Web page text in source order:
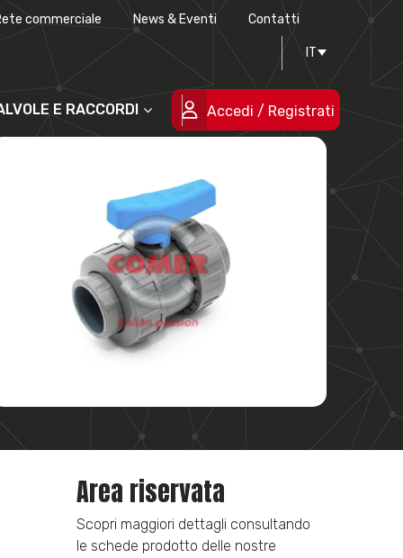
Progettazione stampi Certificazioni di qualità
Progetti cofinanziati
commerciale News & Eventi Contatti
IT
E RACCORDI Accedi / Registrati
Area riservata
Scopri maggiori dettagli consultando
le schede prodotto delle nostre